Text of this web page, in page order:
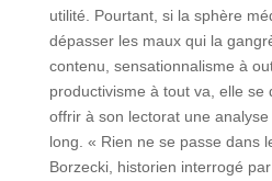
utilité. Pourtant, si la sphère
dépasser les maux qui la
contenu, sensationnalisme à
productivisme à tout va, elle se
offrir à son lectorat une
long. « Rien ne se passe dans
Borzecki, historien interrogé par